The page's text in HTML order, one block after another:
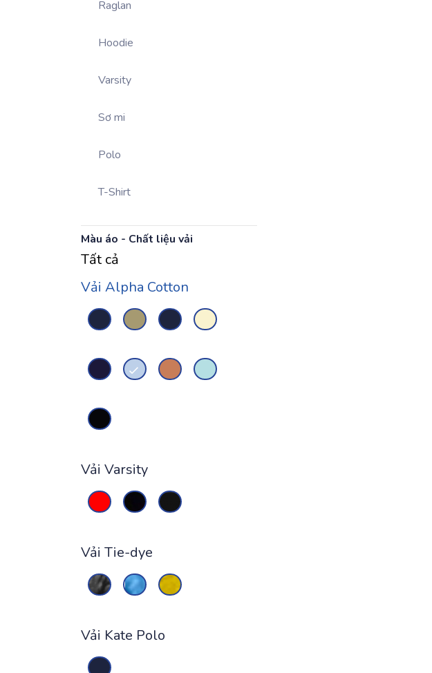
Raglan
Hoodie
Varsity
Sơ mi
Polo
T-Shirt
Màu áo - Chất liệu vải
Tất cả
Vải Alpha Cotton
Vải Varsity
Vải Tie-dye
Vải Kate Polo